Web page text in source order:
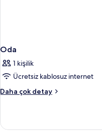
Oda
1 kişilik
Ücretsiz kablosuz internet
Daha çok detay
Oda
detay